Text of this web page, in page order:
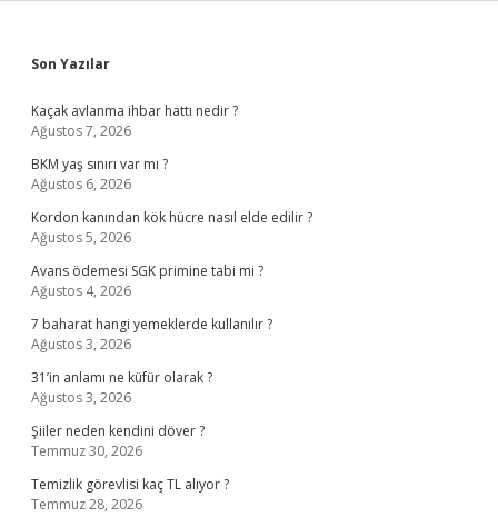
Sidebar
Son Yazılar
Kaçak avlanma ihbar hattı nedir ?
Ağustos 7, 2026
BKM yaş sınırı var mı ?
Ağustos 6, 2026
Kordon kanından kök hücre nasıl elde edilir ?
Ağustos 5, 2026
Avans ödemesi SGK primine tabi mi ?
Ağustos 4, 2026
7 baharat hangi yemeklerde kullanılır ?
Ağustos 3, 2026
31’in anlamı ne küfür olarak ?
Ağustos 3, 2026
Şiiler neden kendini döver ?
Temmuz 30, 2026
Temizlik görevlisi kaç TL alıyor ?
Temmuz 28, 2026